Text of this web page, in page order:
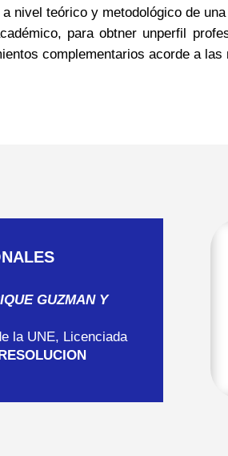
nivel teórico y metodológico de
para obtner unperfil
complementarios acorde a las
GUZMAN Y
la UNE, Licenciada